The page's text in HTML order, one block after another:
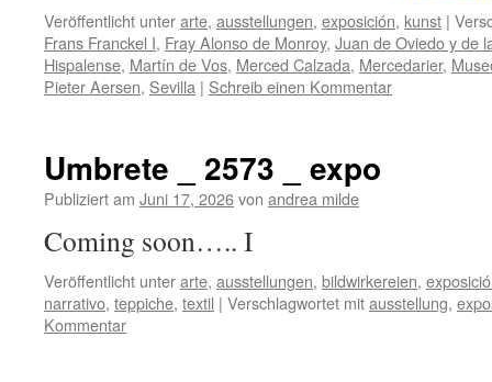
Veröffentlicht unterarte, ausstellungen, exposición, kunst |
Frans Franckel I, Fray Alonso de Monroy, Juan de Oviedo y de
Hispalense, Martín de Vos, Merced Calzada, Mercedarier,
Pieter Aersen, Sevilla | Schreib einen Kommentar
Umbrete _ 2573 _ expo
Publiziert am Juni 17, 2026von andrea milde
Coming soon….. I
Veröffentlicht unterarte, ausstellungen, bildwirkereien,
narrativo, teppiche, textil | Verschlagwortet mitausstellung,
Kommentar